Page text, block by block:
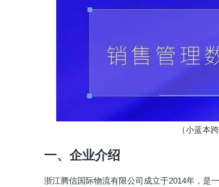
（小蓝本
一、企业介绍
浙江腾信国际物流有限公司成立于2014年，是